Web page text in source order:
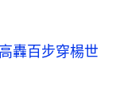
轟百步穿楊世